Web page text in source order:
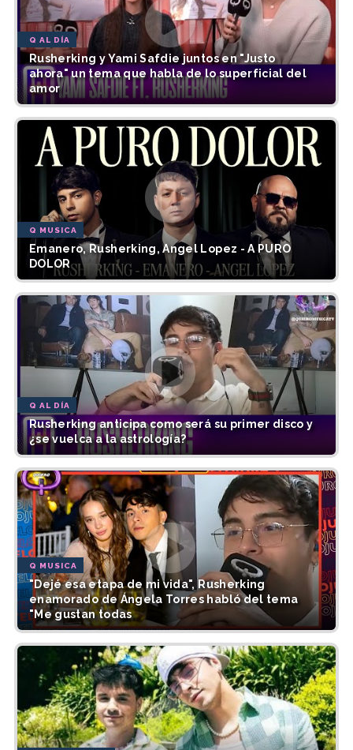
Q AL DÍA
Rusherking y Yami Safdie juntos en "Justo
ahora" un tema que habla de lo superficial del
amor
Q MUSICA
Emanero, Rusherking, Angel Lopez - A PURO
DOLOR
Q AL DÍA
Rusherking anticipa como será su primer disco y
¿se vuelca a la astrología?
Q MUSICA
"Dejé esa etapa de mi vida", Rusherking
enamorado de Ángela Torres habló del tema
"Me gustan todas